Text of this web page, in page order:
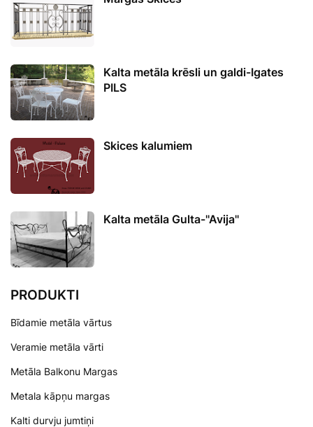
Kalta metāla krēsli un galdi-Igates
PILS
Skices kalumiem
Kalta metāla Gulta-''Avija''
PRODUKTI
Bīdamie metāla vārtus
Veramie metāla vārti
Metāla Balkonu Margas
Metala kāpņu margas
Kalti durvju jumtiņi